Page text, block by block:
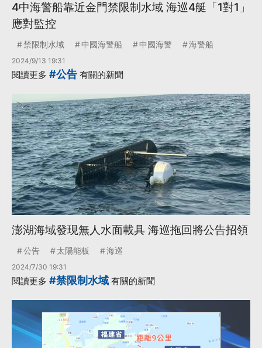
4中海警船靠近金門禁限制水域 海巡4艇「1對1」
應對監控
禁限制水域 中國海警船 中國海警 海警船
2024/9/13 19:31
閱讀更多 #公告 有關的新聞
澎湖海域發現無人水面載具 海巡拖回將公告招領
公告 太陽能板 海巡
2024/7/30 19:31
閱讀更多 #禁限制水域 有關的新聞